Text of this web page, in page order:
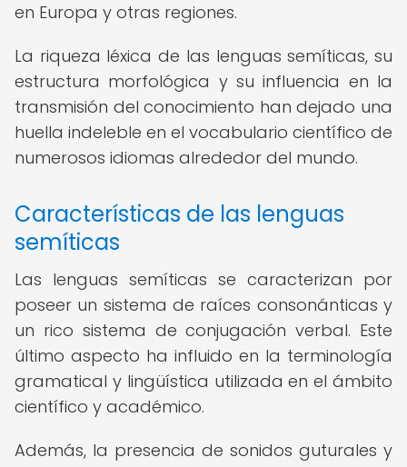
en Europa y otras regiones.
La riqueza léxica de las lenguas semíticas, su
estructura morfológica y su influencia en la
transmisión del conocimiento han dejado una
huella indeleble en el vocabulario científico de
numerosos idiomas alrededor del mundo.
Características de las lenguas
semíticas
Las lenguas semíticas se caracterizan por
poseer un sistema de raíces consonánticas y
un rico sistema de conjugación verbal. Este
último aspecto ha influido en la terminología
gramatical y lingüística utilizada en el ámbito
científico y académico.
Además, la presencia de sonidos guturales y